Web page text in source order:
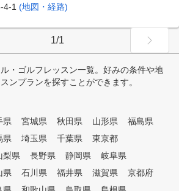
4-1 (地図・経路)
1/1
・ゴルフレッスン一覧。好みの条件や地
ンプランを探すことができます。
県 宮城県 秋田県 山形県
福島県
県 埼玉県 千葉県
東京都
梨県 長野県 静岡県
岐阜県
県 石川県 福井県 滋賀県
京都府